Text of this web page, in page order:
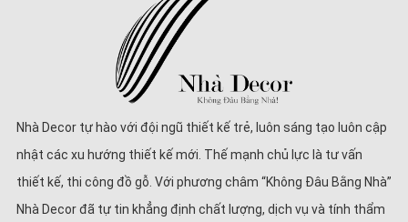
Nhà Decor tự hào với đội ngũ thiết kế trẻ, luôn sáng tạo luôn cập
nhật các xu hướng thiết kế mới. Thế mạnh chủ lực là tư vấn
thiết kế, thi công đồ gỗ. Với phương châm “Không Đâu Bằng Nhà”
Nhà Decor đã tự tin khẳng định chất lượng, dịch vụ và tính thẩm